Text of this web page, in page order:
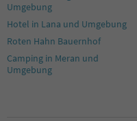
17
18
19
20
21
Umgebung
Hotel in Lana und Umgebung
Roten Hahn Bauernhof
Camping in Meran und
Umgebung